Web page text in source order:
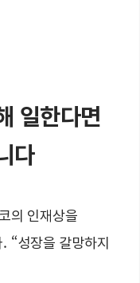
일한다면
다
의 인재상을
“성장을 갈망하지